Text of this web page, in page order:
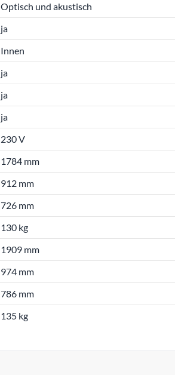
Optisch und akustisch
ja
Innen
ja
ja
ja
230 V
1784 mm
912 mm
726 mm
130 kg
1909 mm
974 mm
786 mm
135 kg